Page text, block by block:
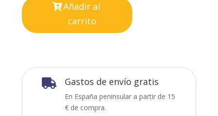
Añadir al
carrito
 Gastos de envío gratis
En España peninsular a partir de 15
€ de compra.